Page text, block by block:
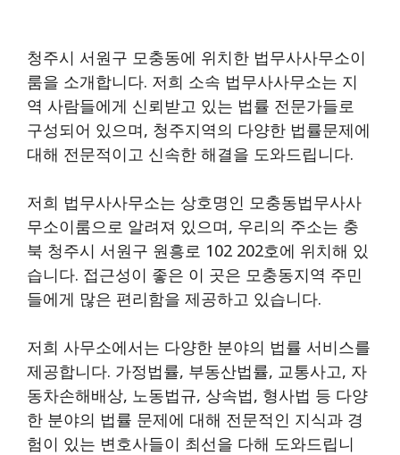
청주시 서원구 모충동에 위치한 법무사사무소이
룸을 소개합니다. 저희 소속 법무사사무소는 지
역 사람들에게 신뢰받고 있는 법률 전문가들로
구성되어 있으며, 청주지역의 다양한 법률문제에
대해 전문적이고 신속한 해결을 도와드립니다.
저희 법무사사무소는 상호명인 모충동법무사사
무소이룸으로 알려져 있으며, 우리의 주소는 충
북 청주시 서원구 원흥로 102 202호에 위치해 있
습니다. 접근성이 좋은 이 곳은 모충동지역 주민
들에게 많은 편리함을 제공하고 있습니다.
저희 사무소에서는 다양한 분야의 법률 서비스를
제공합니다. 가정법률, 부동산법률, 교통사고, 자
동차손해배상, 노동법규, 상속법, 형사법 등 다양
한 분야의 법률 문제에 대해 전문적인 지식과 경
험이 있는 변호사들이 최선을 다해 도와드립니